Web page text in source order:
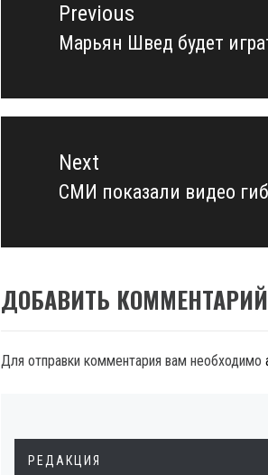
записямPrevious
Previous
Марьян Швед будет
Next
Next
СМИ показали видео
ДОБАВИТЬ КОММЕНТАРИЙ
Для отправки комментария вам необходимо
РЕДАКЦИЯ